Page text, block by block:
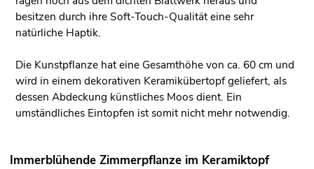
besitzen durch ihre Soft-Touch-Qualität eine sehr
natürliche Haptik.
Die Kunstpflanze hat eine Gesamthöhe von ca. 60 cm und
wird in einem dekorativen Keramikübertopf geliefert, als
dessen Abdeckung künstliches Moos dient. Ein
umständliches Eintopfen ist somit nicht mehr notwendig.
Immerblühende Zimmerpflanze im Keramiktopf